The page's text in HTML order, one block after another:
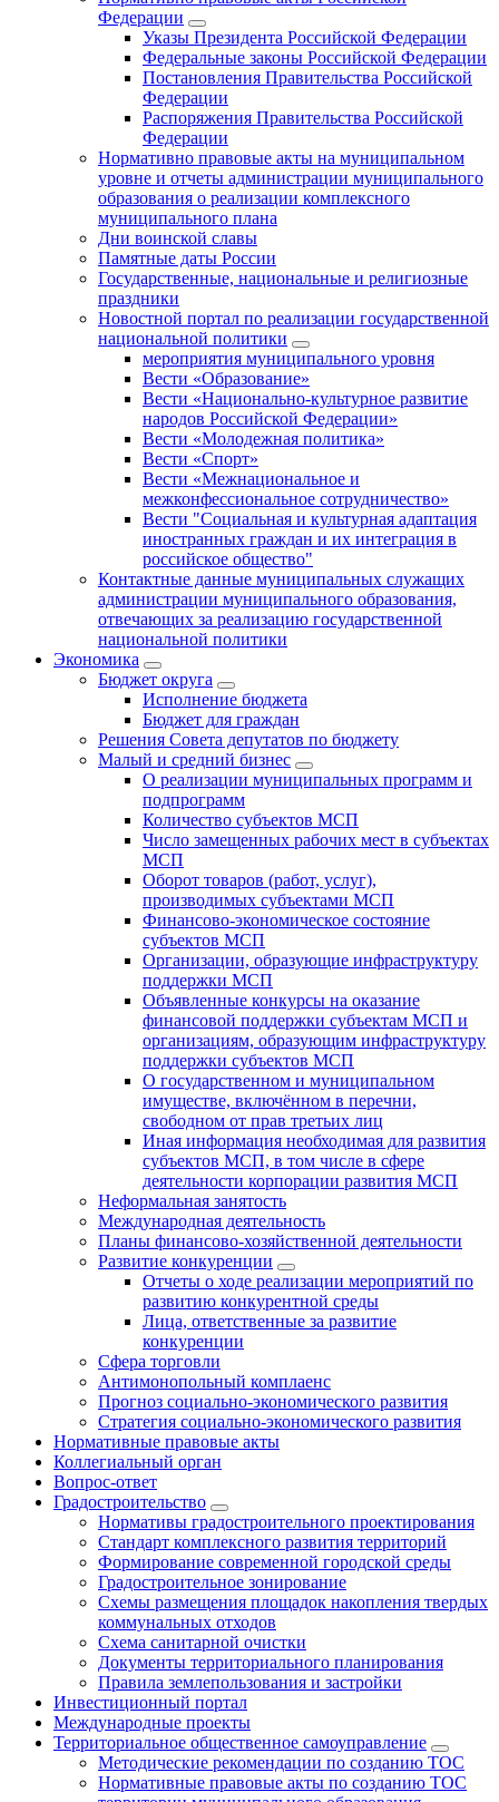
Федерации
Указы Президента Российской Федерации
Федеральные законы Российской Федерации
Постановления Правительства Российской
Федерации
Распоряжения Правительства Российской
Федерации
Нормативно правовые акты на муниципальном
уровне и отчеты администрации муниципального
образования о реализации комплексного
муниципального плана
Дни воинской славы
Памятные даты России
Государственные, национальные и религиозные
праздники
Новостной портал по реализации государственной
национальной политики
мероприятия муниципального уровня
Вести «Образование»
Вести «Национально-культурное развитие
народов Российской Федерации»
Вести «Молодежная политика»
Вести «Спорт»
Вести «Межнациональное и
межконфессиональное сотрудничество»
Вести "Социальная и культурная адаптация
иностранных граждан и их интеграция в
российское общество"
Контактные данные муниципальных служащих
администрации муниципального образования,
отвечающих за реализацию государственной
национальной политики
Экономика
Бюджет округa
Исполнение бюджета
Бюджет для граждан
Решения Совета депутатов по бюджету
Малый и средний бизнес
О реализации муниципальных программ и
подпрограмм
Количество субъектов МСП
Число замещенных рабочих мест в субъектах
МСП
Оборот товаров (работ, услуг),
производимых субъектами МСП
Финансово-экономическое состояние
субъектов МСП
Организации, образующие инфраструктуру
поддержки МСП
Объявленные конкурсы на оказание
финансовой поддержки субъектам МСП и
организациям, образующим инфраструктуру
поддержки субъектов МСП
О государственном и муниципальном
имуществе, включённом в перечни,
свободном от прав третьих лиц
Иная информация необходимая для развития
субъектов МСП, в том числе в сфере
деятельности корпорации развития МСП
Неформальная занятость
Международная деятельность
Планы финансово-хозяйственной деятельности
Развитие конкуренции
Отчеты о ходе реализации мероприятий по
развитию конкурентной среды
Лица, ответственные за развитие
конкуренции
Сфера торговли
Антимонопольный комплаенс
Прогноз социально-экономического развития
Стратегия социально-экономического развития
Нормативные правовые акты
Коллегиальный орган
Вопрос-ответ
Градостроительство
Нормативы градостроительного проектирования
Стандарт комплексного развития территорий
Формирование современной городской среды
Градостроительное зонирование
Схемы размещения площадок накопления твердых
коммунальных отходов
Схема санитарной очистки
Документы территориального планирования
Правила землепользования и застройки
Инвестиционный портал
Международные проекты
Территориальное общественное самоуправление
Методические рекомендации по созданию ТОС
Нормативные правовые акты по созданию ТОС